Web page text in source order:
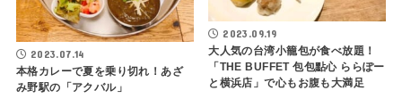
2023.07.14
本格カレーで夏を乗り切れ！あざ
み野駅の「アクバル」
2023.09.19
大人気の台湾小籠包が食べ放題！
「THE BUFFET 包包點心 ららぽー
と横浜店」で心もお腹も大満足